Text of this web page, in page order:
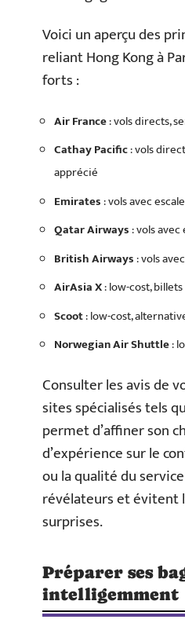
Voici un aperçu des
reliant Hong Kong à
forts :
Air France: vols directs,
Cathay Pacific: vols
apprécié
Emirates: vols avec
Qatar Airways: vols
British Airways: vols
AirAsia X: low-cost,
Scoot: low-cost,
Norwegian Air Shuttle:
Consulter les avis de
sites spécialisés tels
permet d’affiner son
d’expérience sur le
ou la qualité du
révélateurs et évitent
surprises.
Préparer ses
intelligemment